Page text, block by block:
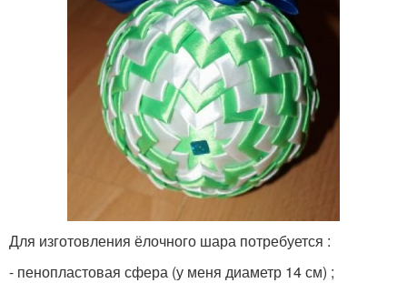
Для изготовления ёлочного шара потребуется :
- пенопластовая сфера (у меня диаметр 14 см) ;